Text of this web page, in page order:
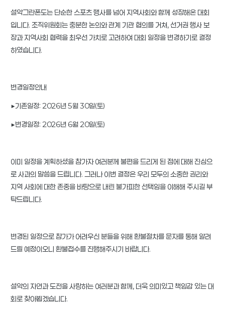
설악그란폰도는 단순한 스포츠 행사를 넘어 지역사회와 함께 성장해온 대회
입니다. 조직위원회는 충분한 논의와 관계 기관 협의를 거쳐, 선거권 행사 보
장과 지역사회 협력을 최우선 가치로 고려하여 대회 일정을 변경하기로 결정
하였습니다.
변경일정안내
▶기존일정: 2026년 5월 30일(토)
▶변경일정: 2026년 6월 20일(토)
이미 일정을 계획하셨을 참가자 여러분께 불편을 드리게 된 점에 대해 진심으
로 사과의 말씀을 드립니다. 그러나 이번 결정은 우리 모두의 소중한 권리와
지역 사회에 대한 존중을 바탕으로 내린 불가피한 선택임을 이해해 주시길 부
탁드립니다.
변경된 일정으로 참가가 어려우신 분들을 위해 환불절차를 문자를 통해 알려
드릴 예정이오니 환불접수를 진행해주시기 바랍니다.
설악의 자연과 도전을 사랑하는 여러분과 함께, 더욱 의미있고 책임감 있는 대
회로 찾아뵙겠습니다.